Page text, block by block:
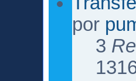
por
3